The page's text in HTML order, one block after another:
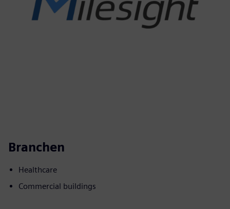
Branchen
Healthcare
Commercial buildings